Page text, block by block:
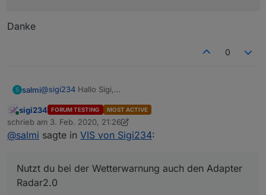
Danke
0
S salmi@sigi234 Hallo Sigi,
Radar2.0 wenn ja wie hast du das in der VIEW
hinbekommen das der Text so angezeigt wird bei mir
sieht das so aus
Danke
Online
sigi234 FORUM TESTING MOST ACTIVE
schrieb am 3. Feb. 2020, 21:26
zuletzt editiert von sigi234 2. März 2020, 22:30
@salmi sagte in VIS von Sigi234:
Nutzt du bei der Wetterwarnung auch den Adapter
Radar2.0